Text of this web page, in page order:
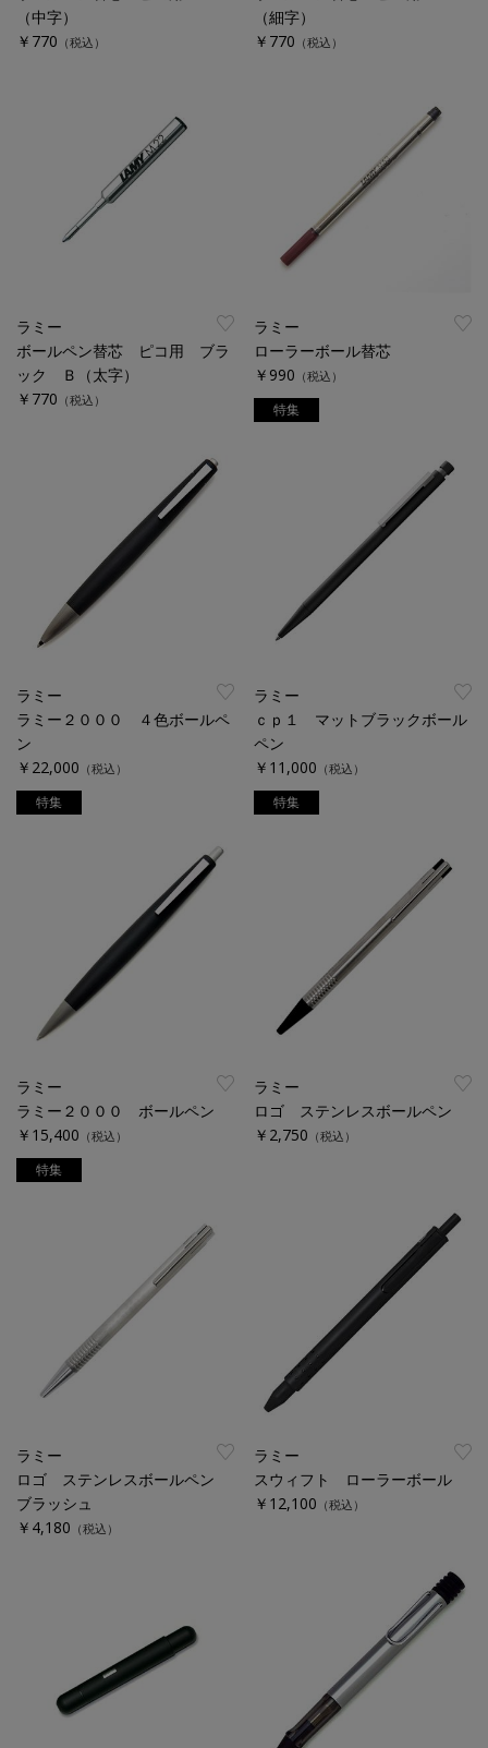
（中字）
￥770 （税込）
（細字）
￥770 （税込）
ラミー
ボールペン替芯 ピコ用 ブラ
ック Ｂ（太字）
￥770 （税込）
ラミー
ローラーボール替芯
￥990 （税込）
特集
ラミー
ラミー２０００ ４色ボールペ
ン
￥22,000 （税込）
特集
ラミー
ｃｐ１ マットブラックボール
ペン
￥11,000 （税込）
特集
ラミー
ラミー２０００ ボールペン
￥15,400 （税込）
特集
ラミー
ロゴ ステンレスボールペン
￥2,750 （税込）
ラミー
ロゴ ステンレスボールペン
ブラッシュ
￥4,180 （税込）
ラミー
スウィフト ローラーボール
￥12,100 （税込）